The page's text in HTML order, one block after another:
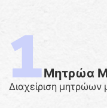
Μητρώα
Διαχείριση